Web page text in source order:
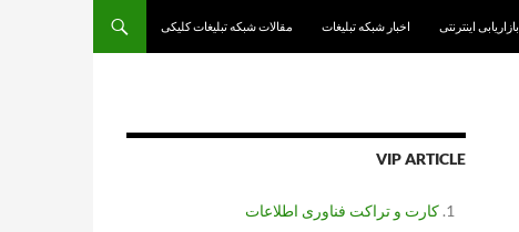
بازاریابی اینترنتی اخبار شبکه تبلیغات مقالات شبکه تبلیغات کلیکی
VIP ARTICLE
کارت و تراکت فناوری اطلاعات